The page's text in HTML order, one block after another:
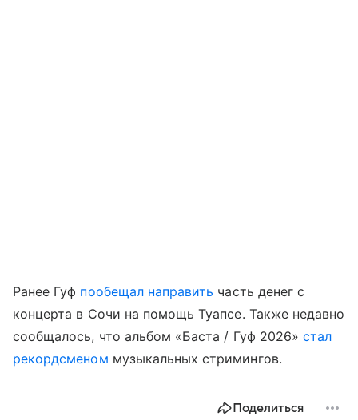
Ранее Гуф пообещал направить часть денег с
концерта в Сочи на помощь Туапсе. Также недавно
сообщалось, что альбом «Баста / Гуф 2026»стал
рекордсменом музыкальных стримингов.
Поделиться